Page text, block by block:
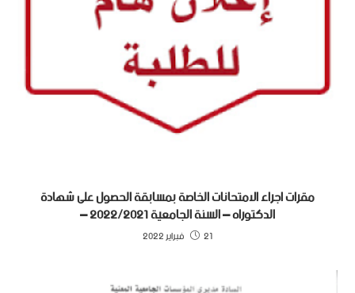
مقرات اجراء الامتحانات الخاصة بمسابقة الحصول على شهادة
الدكتوراه – السنة الجامعية 2022/2021 –
21 فبراير 2022